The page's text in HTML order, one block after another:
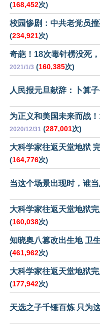
(168,452次)
校园惨剧：中共老党员
(234,921次)
奇葩！18次毒针楞没死
2021/1/3 (160,385次)
人民报元旦献辞：卜算子
为正义和美国未来而战
2020/12/31 (287,001次)
大科学家往返天堂地狱
(164,776次)
当这个场景出现时，谁
大科学家往返天堂地狱
(160,038次)
知晓奥八篡改出生地 卫
(461,962次)
大科学家往返天堂地狱
(177,942次)
天选之子千锤百炼 只为